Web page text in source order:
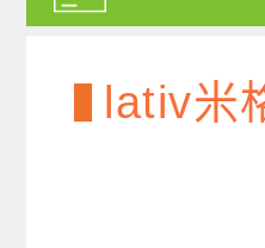
lativ米